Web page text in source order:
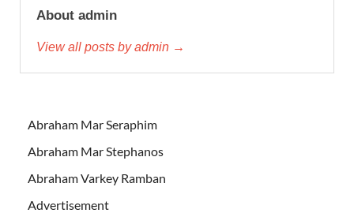
About admin
View all posts by admin →
Abraham Mar Seraphim
Abraham Mar Stephanos
Abraham Varkey Ramban
Advertisement